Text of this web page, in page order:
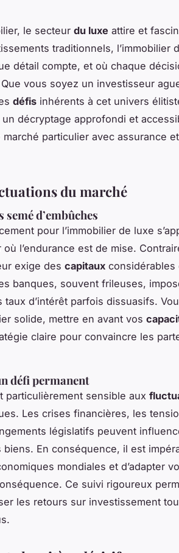
le secteur du luxe attire et
traditionnels, l’immobilier
détail compte, et où chaque
vous soyez un investisseur
défis inhérents à cet univers
décryptage approfondi et
particulier avec assurance et
du marché
d’embûches
pour l’immobilier de luxe
l’endurance est de mise.
exige des capitaux considérables
banques, souvent frileuses,
d’intérêt parfois dissuasifs.
solide, mettre en avant vos
claire pour convaincre les
défi permanent
particulièrement sensible aux
Les crises financières, les
législatifs peuvent
En conséquence, il est
mondiales et d’adapter
Ce suivi rigoureux
les retours sur investissement